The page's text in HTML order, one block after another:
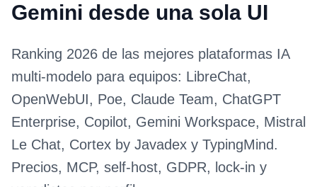
Gemini desde una sola UI
Ranking 2026 de las mejores plataformas IA
multi-modelo para equipos: LibreChat,
OpenWebUI, Poe, Claude Team, ChatGPT
Enterprise, Copilot, Gemini Workspace, Mistral
Le Chat, Cortex by Javadex y TypingMind.
Precios, MCP, self-host, GDPR, lock-in y